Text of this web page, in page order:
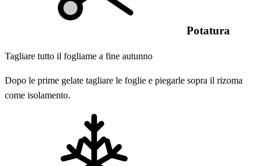
Potatura
Tagliare tutto il fogliame a fine autunno
Dopo le prime gelate tagliare le foglie e piegarle sopra il rizoma
come isolamento.